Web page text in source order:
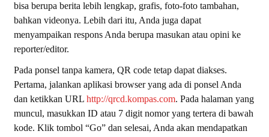
bisa berupa berita lebih lengkap, grafis, foto-foto tambahan,
bahkan videonya. Lebih dari itu, Anda juga dapat
menyampaikan respons Anda berupa masukan atau opini ke
reporter/editor.
Pada ponsel tanpa kamera, QR code tetap dapat diakses.
Pertama, jalankan aplikasi browseryang ada di ponsel Anda
dan ketikkan URL http://qrcd.kompas.com. Pada halaman yang
muncul, masukkan ID atau 7 digit nomor yang tertera di bawah
kode. Klik tombol “Go” dan selesai, Anda akan mendapatkan